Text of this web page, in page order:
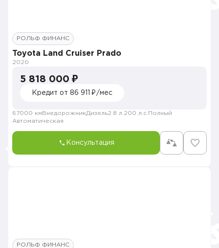
РОЛЬФ ФИНАНС
Toyota Land Cruiser Prado
2020
5 818 000 ₽
Кредит от 86 911 ₽/мес
67000 км ВнедорожникДизель2.8 л. 200 л.с. Полный
Автоматическая
Консультация
РОЛЬФ ФИНАНС